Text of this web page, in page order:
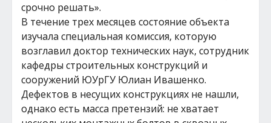
срочно решать».
В течение трех месяцев состояние объекта
изучала специальная комиссия, которую
возглавил доктор технических наук, сотрудник
кафедры строительных конструкций и
сооружений ЮУрГУ Юлиан Ивашенко.
Дефектов в несущих конструкциях не нашли,
однако есть масса претензий: не хватает